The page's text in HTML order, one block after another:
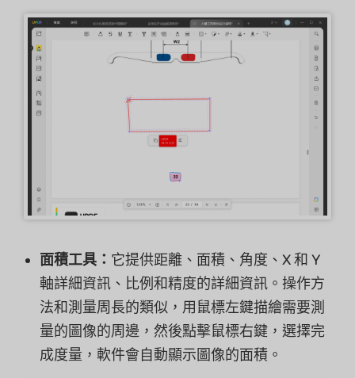
面積工具： 它提供距離、面積、角度、X 和 Y
軸詳細資訊、比例和精度的詳細資訊。操作方
法和測量周長的類似，用鼠標左鍵描繪需要測
量的圖像的周邊，然後點擊鼠標右鍵，選擇完
成度量，軟件會自動顯示圖像的面積。